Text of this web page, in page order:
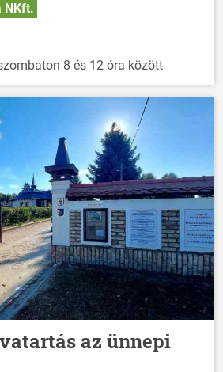
NKft.
8 és 12 óra között
az ünnepi